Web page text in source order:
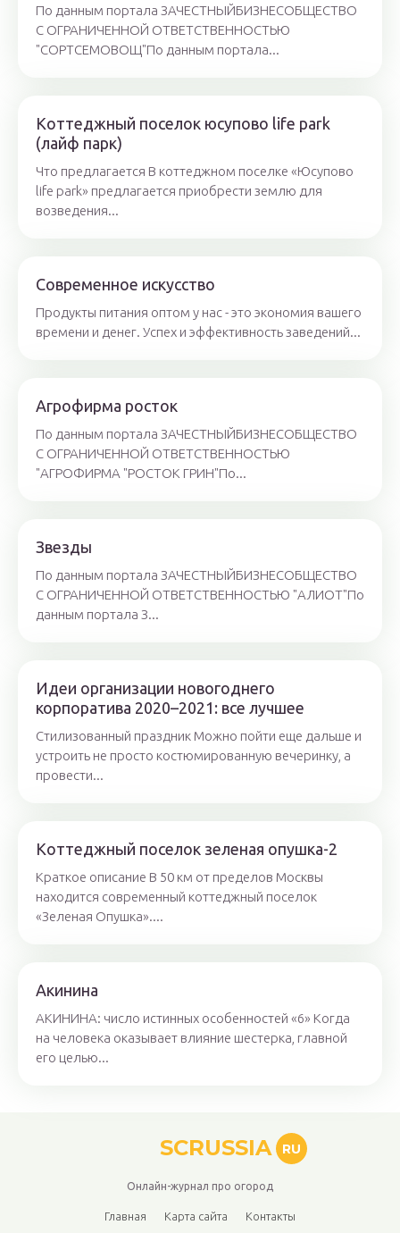
По данным портала ЗАЧЕСТНЫЙБИЗНЕСОБЩЕСТВО
С ОГРАНИЧЕННОЙ ОТВЕТСТВЕННОСТЬЮ
"СОРТСЕМОВОЩ"По данным портала...
Коттеджный поселок юсупово life park
(лайф парк)
Что предлагается В коттеджном поселке «Юсупово
life park» предлагается приобрести землю для
возведения...
Современное искусство
Продукты питания оптом у нас - это экономия вашего
времени и денег. Успех и эффективность заведений...
Агрофирма росток
По данным портала ЗАЧЕСТНЫЙБИЗНЕСОБЩЕСТВО
С ОГРАНИЧЕННОЙ ОТВЕТСТВЕННОСТЬЮ
"АГРОФИРМА "РОСТОК ГРИН"По...
Звезды
По данным портала ЗАЧЕСТНЫЙБИЗНЕСОБЩЕСТВО
С ОГРАНИЧЕННОЙ ОТВЕТСТВЕННОСТЬЮ "АЛИОТ"По
данным портала З...
Идеи организации новогоднего
корпоратива 2020–2021: все лучшее
Стилизованный праздник Можно пойти еще дальше и
устроить не просто костюмированную вечеринку, а
провести...
Коттеджный поселок зеленая опушка-2
Краткое описание В 50 км от пределов Москвы
находится современный коттеджный поселок
«Зеленая Опушка»....
Акинина
АКИНИНА: число истинных особенностей «6» Когда
на человека оказывает влияние шестерка, главной
его целью...
SCRUSSIA RU
Онлайн-журнал про огород
Главная Карта сайта Контакты